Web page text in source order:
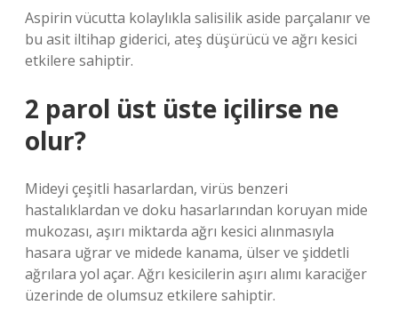
Aspirin vücutta kolaylıkla salisilik aside parçalanır ve
bu asit iltihap giderici, ateş düşürücü ve ağrı kesici
etkilere sahiptir.
2 parol üst üste içilirse ne
olur?
Mideyi çeşitli hasarlardan, virüs benzeri
hastalıklardan ve doku hasarlarından koruyan mide
mukozası, aşırı miktarda ağrı kesici alınmasıyla
hasara uğrar ve midede kanama, ülser ve şiddetli
ağrılara yol açar. Ağrı kesicilerin aşırı alımı karaciğer
üzerinde de olumsuz etkilere sahiptir.